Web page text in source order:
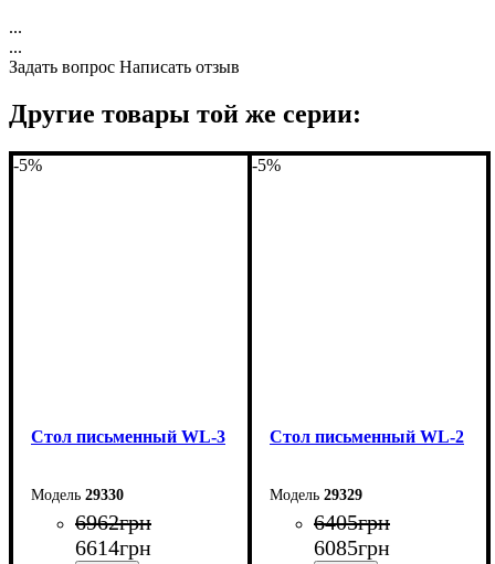
...
...
Задать вопрос Написать отзыв
Другие товары той же серии:
-5%
Стол письменный WL-3
29330
6962грн
6614грн
-5%
Стол письменный WL-2
29329
6405грн
6085грн